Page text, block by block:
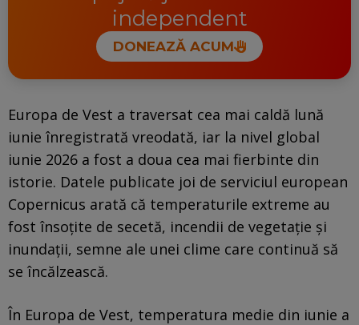
independent
DONEAZĂ ACUM
Europa de Vest a traversat cea mai caldă lună
iunie înregistrată vreodată, iar la nivel global
iunie 2026 a fost a doua cea mai fierbinte din
istorie. Datele publicate joi de serviciul european
Copernicus arată că temperaturile extreme au
fost însoțite de secetă, incendii de vegetație și
inundații, semne ale unei clime care continuă să
se încălzească.
În Europa de Vest, temperatura medie din iunie a